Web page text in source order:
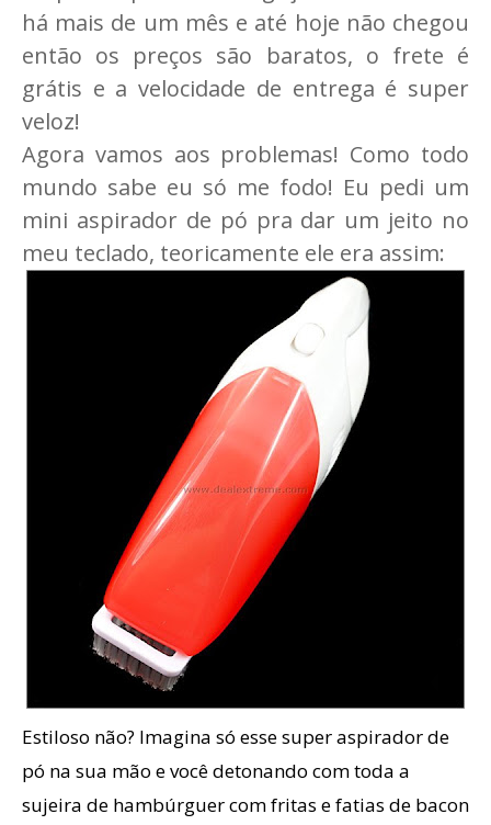
há mais de um mês e até hoje não chegou
então os preços são baratos, o frete é
grátis e a velocidade de entrega é super
veloz!
Agora vamos aos problemas! Como todo
mundo sabe eu só me fodo! Eu pedi um
mini aspirador de pó pra dar um jeito no
meu teclado, teoricamente ele era assim:
Estiloso não? Imagina só esse super aspirador de
pó na sua mão e você detonando com toda a
sujeira de hambúrguer com fritas e fatias de bacon